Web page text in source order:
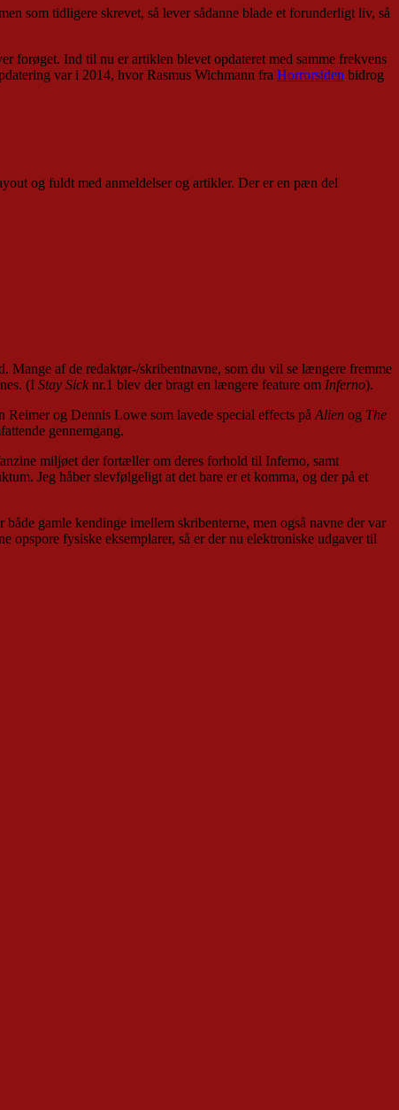
som tidligere skrevet, så lever sådanne blade et forunderligt liv, så
forøget. Ind til nu er artiklen blevet opdateret med samme frekvens
var i 2014, hvor Rasmus Wichmann fra Horrorsiden bidrog
og fuldt med anmeldelser og artikler. Der er en pæn del
Mange af de redaktør-/skribentnavne, som du vil se længere fremme
(I Stay Sick nr.1 blev der bragt en længere feature om Inferno).
og Dennis Lowe som lavede special effects på Alien og The
gennemgang.
miljøet der fortæller om deres forhold til Inferno, samt
Jeg håber slevfølgeligt at det bare er et komma, og der på et
gamle kendinge imellem skribenterne, men også navne der var
opspore fysiske eksemplarer, så er der nu elektroniske udgaver til